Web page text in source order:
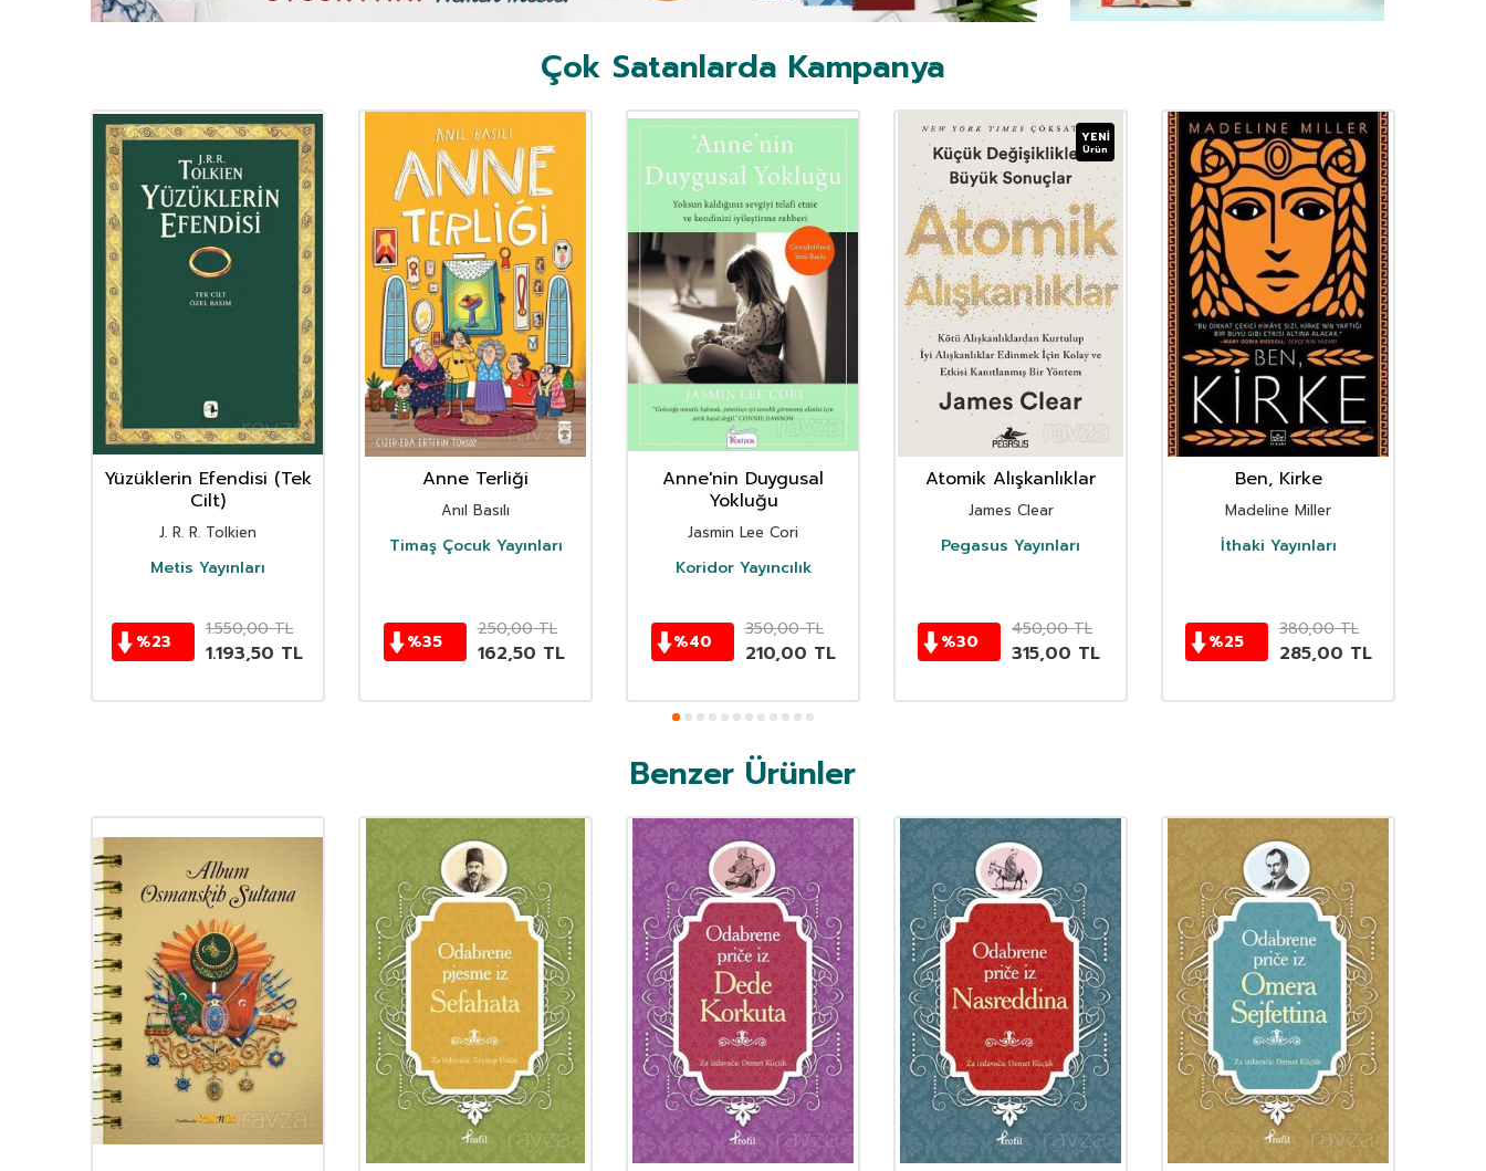
Çok Satanlarda Kampanya
Yüzüklerin Efendisi (Tek
Cilt)
J. R. R. Tolkien
Metis Yayınları
%23
1.550,00TL
1.193,50 TL
Anne Terliği
Anıl Basılı
Timaş Çocuk Yayınları
%35
250,00TL
162,50 TL
Anne'nin Duygusal
Yokluğu
Jasmin Lee Cori
Koridor Yayıncılık
%40
350,00TL
210,00 TL
YENI
Ürün
Atomik Alışkanlıklar
James Clear
Pegasus Yayınları
%30
450,00TL
315,00 TL
Ben, Kirke
Madeline Miller
İthaki Yayınları
%25
380,00TL
285,00 TL
Benzer Ürünler